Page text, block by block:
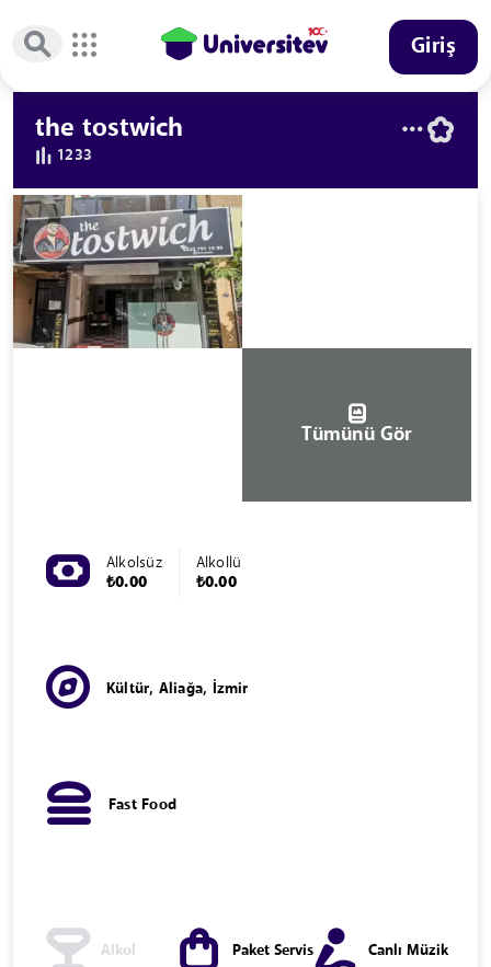
Giriş
the tostwich
1233
Tümünü Gör
Alkolsüz
₺0.00
Alkollü
₺0.00
Kültür, Aliağa, İzmir
Fast Food
Alkol Paket Servis Canlı Müzik